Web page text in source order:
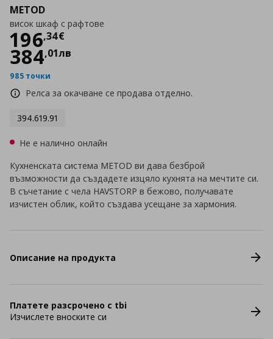
METOD
висок шкаф с рафтове
196,34€
Цена
384,01лв
985 точки
Релса за окачване се продава отделно.
394.619.91
Не е налично онлайн
Кухненската система METOD ви дава безброй
възможности да създадете изцяло кухнята на мечтите си.
В съчетание с чела HAVSTORP в бежово, получавате
изчистен облик, който създава усещане за хармония.
Описание на продукта
Платете разсрочено с tbi
Изчислете вноските си